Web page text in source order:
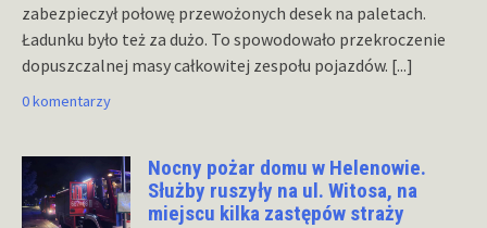
zabezpieczył połowę przewożonych desek na paletach.
Ładunku było też za dużo. To spowodowało przekroczenie
dopuszczalnej masy całkowitej zespołu pojazdów. [...]
0 komentarzy
Nocny pożar domu w Helenowie.
Służby ruszyły na ul. Witosa, na
miejscu kilka zastępów straży